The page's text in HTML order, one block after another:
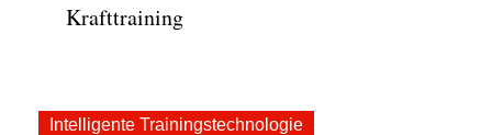
Krafttraining
Intelligente Trainingstechnologie